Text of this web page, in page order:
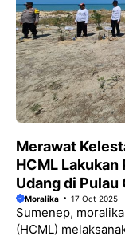
Merawat
HCML Lakukan
Udang di Pulau
Moralika 17 Oct 2025
Sumenep,
(HCML)